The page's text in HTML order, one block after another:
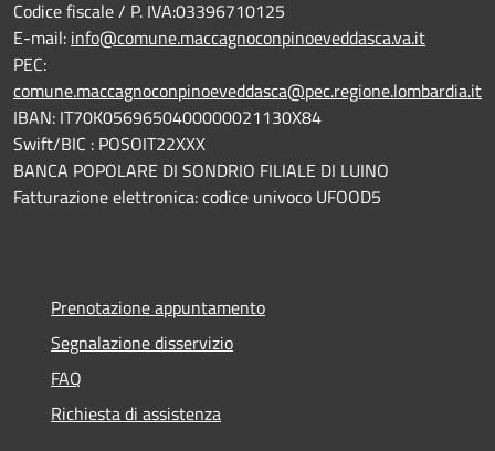
Codice fiscale / P. IVA:03396710125
E-mail: info@comune.maccagnoconpinoeveddasca.va.it
PEC:
comune.maccagnoconpinoeveddasca@pec.regione.lombardia.it
IBAN: IT70K0569650400000021130X84
Swift/BIC : POSOIT22XXX
BANCA POPOLARE DI SONDRIO FILIALE DI LUINO
Fatturazione elettronica: codice univoco UFOOD5
Prenotazione appuntamento
Segnalazione disservizio
FAQ
Richiesta di assistenza